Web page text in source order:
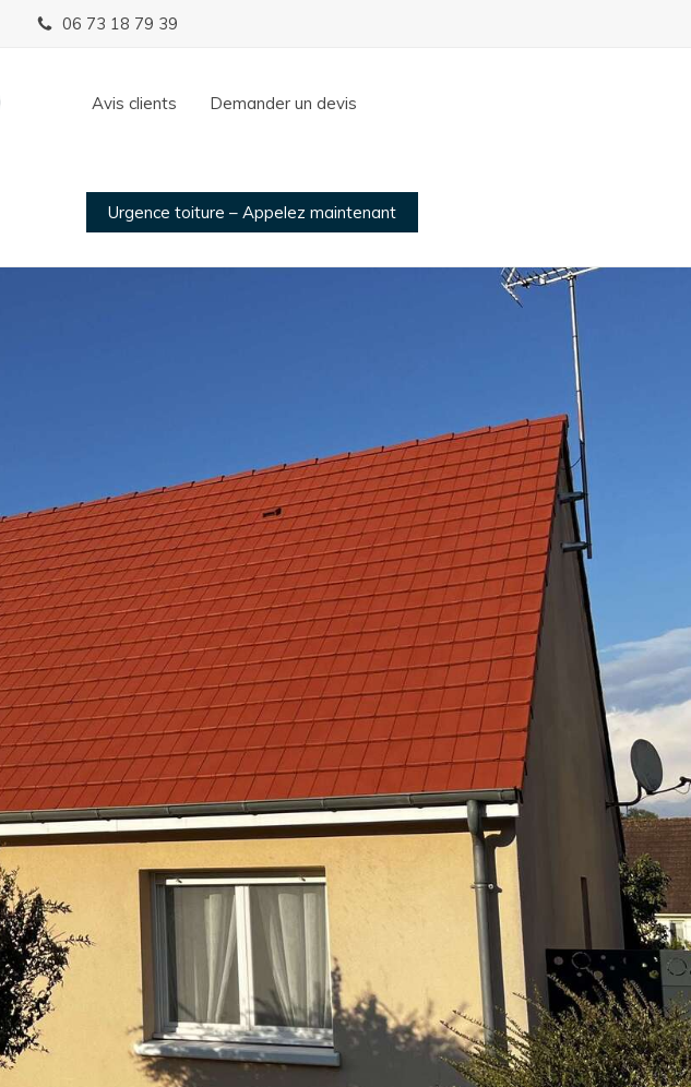
06 73 18 79 39
Avis clients Demander un devis
Urgence toiture – Appelez maintenant